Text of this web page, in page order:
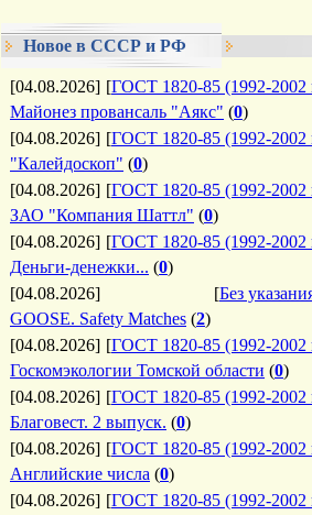
Новое в СССР и РФ
[04.08.2026] [ГОСТ 1820-85 (1992-2002
Майонез провансаль "Аякс" (0)
[04.08.2026] [ГОСТ 1820-85 (1992-2002
"Калейдоскоп" (0)
[04.08.2026] [ГОСТ 1820-85 (1992-2002
ЗАО "Компания Шаттл" (0)
[04.08.2026] [ГОСТ 1820-85 (1992-2002
Деньги-денежки... (0)
[04.08.2026]
[Без
GOOSE. Safety Matches (2)
[04.08.2026] [ГОСТ 1820-85 (1992-2002
Госкомэкологии Томской области (0)
[04.08.2026] [ГОСТ 1820-85 (1992-2002
Благовест. 2 выпуск. (0)
[04.08.2026] [ГОСТ 1820-85 (1992-2002
Английские числа (0)
[04.08.2026] [ГОСТ 1820-85 (1992-2002